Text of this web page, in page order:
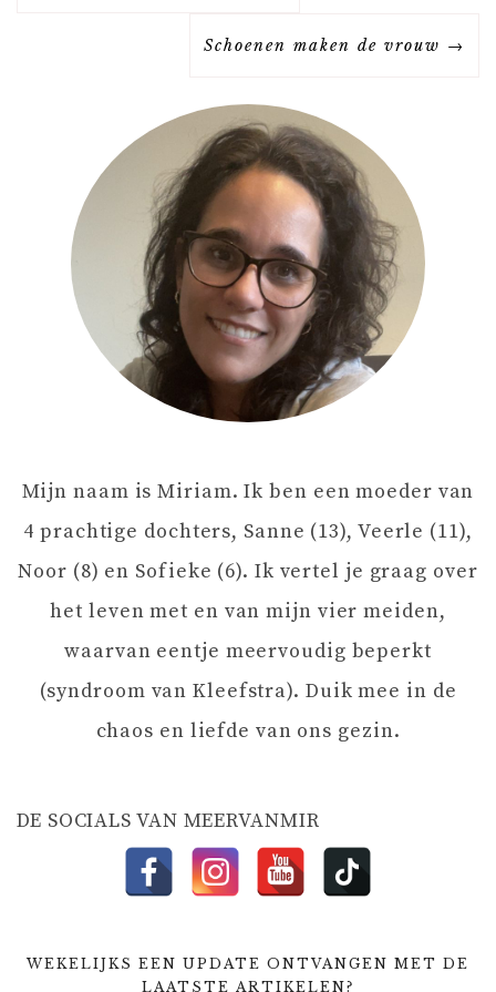
V
I
A
I
Schoenen maken de vrouw
Mijn naam is Miriam. Ik ben een moeder van
4 prachtige dochters, Sanne (13), Veerle (11),
Noor (8) en Sofieke (6). Ik vertel je graag over
het leven met en van mijn vier meiden,
waarvan eentje meervoudig beperkt
(syndroom van Kleefstra). Duik mee in de
chaos en liefde van ons gezin.
DE SOCIALS VAN MEERVANMIR
WEKELIJKS EEN UPDATE ONTVANGEN MET DE
LAATSTE ARTIKELEN?